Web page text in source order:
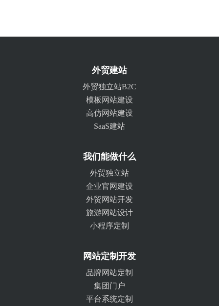
外贸建站
外贸独立站B2C
模板网站建设
高仿网站建设
SaaS建站
我们能做什么
外贸独立站
企业官网建设
外贸网站开发
旅游网站设计
小程序定制
网站定制开发
品牌网站定制
集团门户
平台系统定制